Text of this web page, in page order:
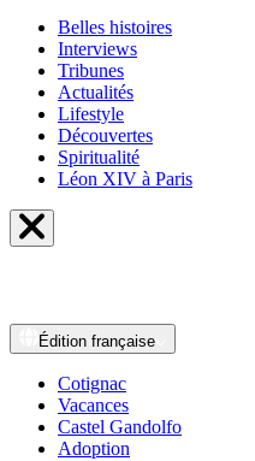
Belles histoires
Interviews
Tribunes
Actualités
Lifestyle
Découvertes
Spiritualité
Léon XIV à Paris
Édition française
Cotignac
Vacances
Castel Gandolfo
Adoption